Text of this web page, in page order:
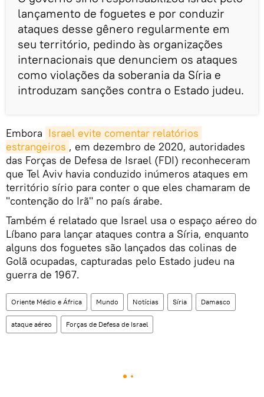
lançamento de foguetes e por conduzir
ataques desse gênero regularmente em
seu território, pedindo às organizações
internacionais que denunciem os ataques
como violações da soberania da Síria e
introduzam sanções contra o Estado judeu.
Embora Israel evite comentar relatórios
estrangeiros , em dezembro de 2020, autoridades
das Forças de Defesa de Israel (FDI) reconheceram
que Tel Aviv havia conduzido inúmeros ataques em
território sírio para conter o que eles chamaram de
"contenção do Irã" no país árabe.
Também é relatado que Israel usa o espaço aéreo do
Líbano para lançar ataques contra a Síria, enquanto
alguns dos foguetes são lançados das colinas de
Golã ocupadas, capturadas pelo Estado judeu na
guerra de 1967.
Oriente Médio e África Mundo Notícias Síria Damasco
ataque aéreo Forças de Defesa de Israel